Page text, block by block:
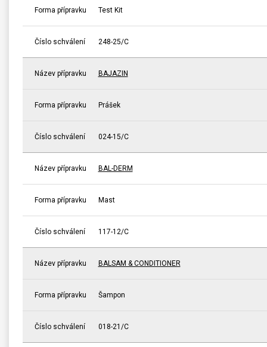
Forma přípravku Test Kit
Číslo schválení 248-25/C
Název přípravku BAJAZIN
Forma přípravku Prášek
Číslo schválení 024-15/C
Název přípravku BAL-DERM
Forma přípravku Mast
Číslo schválení 117-12/C
Název přípravku BALSAM & CONDITIONER
Forma přípravku Šampon
Číslo schválení 018-21/C